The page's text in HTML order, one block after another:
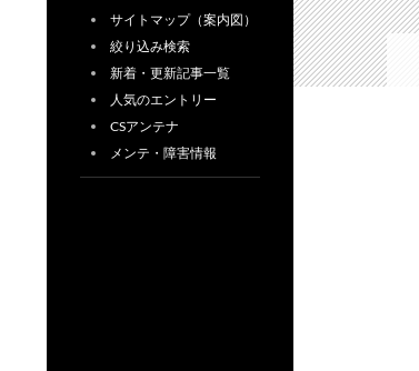
サイトマップ（案内図）
絞り込み検索
新着・更新記事一覧
人気のエントリー
CSアンテナ
メンテ・障害情報